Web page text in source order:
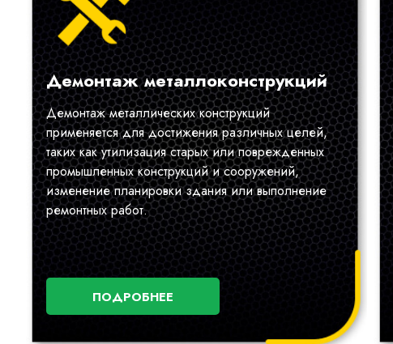
Демонтаж металлоконструкций
Демонтаж металлических конструкций
применяется для достижения различных целей,
таких как утилизация старых или поврежденных
промышленных конструкций и сооружений,
изменение планировки здания или выполнение
ремонтных работ.
ПОДРОБНЕЕ